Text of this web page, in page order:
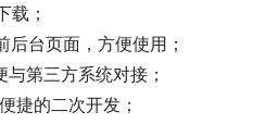
载；
台页面，方便使用；
第三方系统对接；
捷的二次开发；